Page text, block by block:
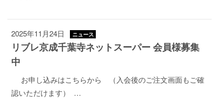
2025年11月24日 ニュース
リブレ京成千葉寺ネットスーパー 会員様募集
中
お申し込みはこちらから （入会後のご注文画面もご確
認いただけます） …